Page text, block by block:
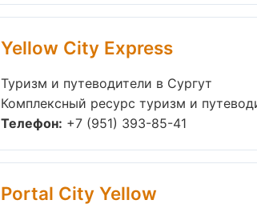
Yellow City Express
Туризм и путеводители в Сургут
Комплексный ресурс туризм и
Телефон: +7 (951) 393-85-41
Portal City Yellow